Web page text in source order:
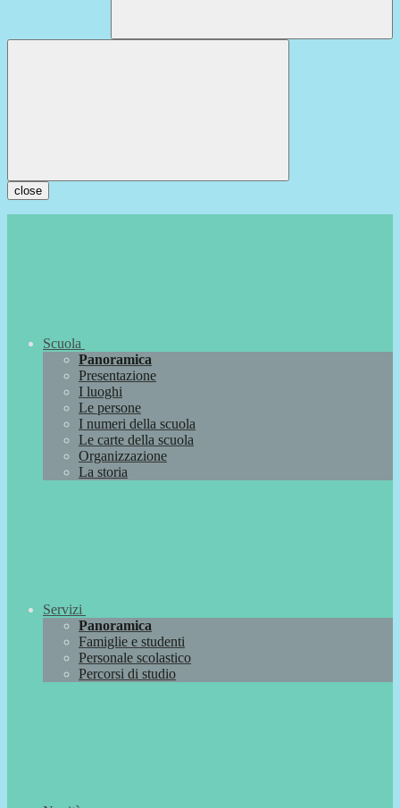
close
Scuola
Panoramica
Presentazione
I luoghi
Le persone
I numeri della scuola
Le carte della scuola
Organizzazione
La storia
Servizi
Panoramica
Famiglie e studenti
Personale scolastico
Percorsi di studio